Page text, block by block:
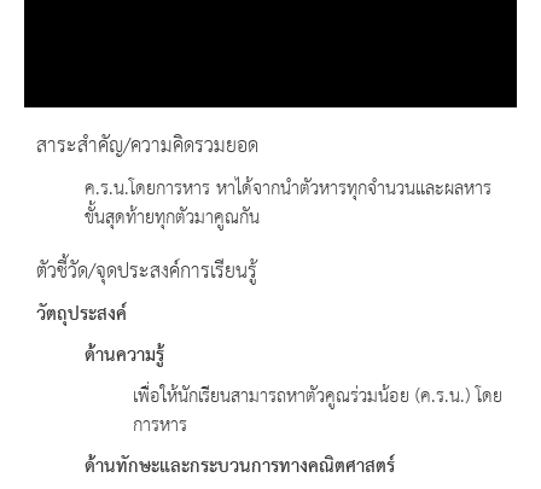
สาระสำคัญ/ความคิดรวมยอด
ค.ร.น.โดยการหาร หาได้จากนำตัวหารทุกจำนวนและผลหาร
ขั้นสุดท้ายทุกตัวมาคูณกัน
ตัวชี้วัด/จุดประสงค์การเรียนรู้
วัตถุประสงค์
ด้านความรู้
เพื่อให้นักเรียนสามารถหาตัวคูณร่วมน้อย (ค.ร.น.) โดย
การหาร
ด้านทักษะและกระบวนการทางคณิตศาสตร์